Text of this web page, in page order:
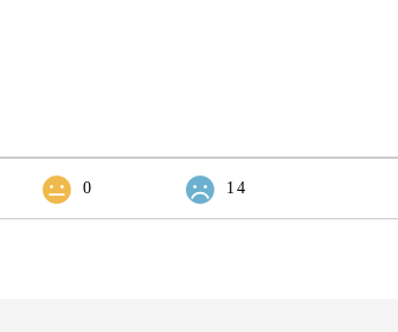
0 14